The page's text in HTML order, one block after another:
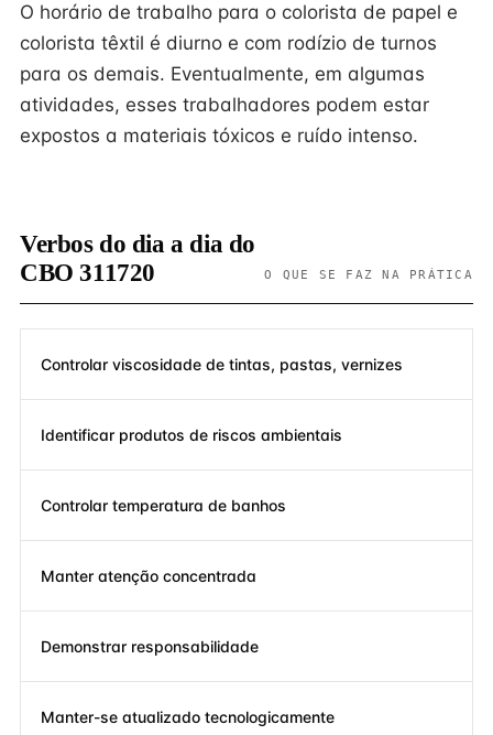
O horário de trabalho para o colorista de papel e
colorista têxtil é diurno e com rodízio de turnos
para os demais. Eventualmente, em algumas
atividades, esses trabalhadores podem estar
expostos a materiais tóxicos e ruído intenso.
Verbos do dia a dia do
CBO 311720
O QUE SE FAZ NA PRÁTICA
Controlar viscosidade de tintas, pastas, vernizes
Identificar produtos de riscos ambientais
Controlar temperatura de banhos
Manter atenção concentrada
Demonstrar responsabilidade
Manter-se atualizado tecnologicamente